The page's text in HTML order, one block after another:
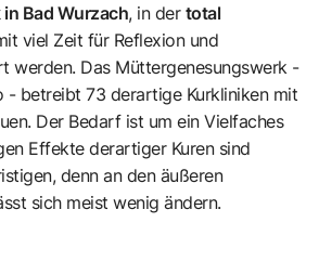
Bad Wurzach, in der total
viel Zeit für Reflexion und
werden. Das Müttergenesungswerk -
- betreibt 73 derartige Kurkliniken mit
Der Bedarf ist um ein Vielfaches
Effekte derartiger Kuren sind
denn an den äußeren
sich meist wenig ändern.